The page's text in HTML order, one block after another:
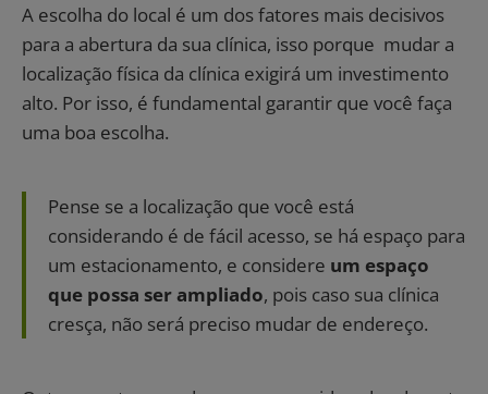
A escolha do local é um dos fatores mais decisivos
para a abertura da sua clínica, isso porque mudar a
localização física da clínica exigirá um investimento
alto. Por isso, é fundamental garantir que você faça
uma boa escolha.
Pense se a localização que você está
considerando é de fácil acesso, se há espaço para
um estacionamento, e considere um espaço
que possa ser ampliado, pois caso sua clínica
cresça, não será preciso mudar de endereço.